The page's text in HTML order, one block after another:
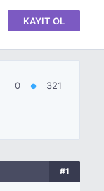
KAYIT OL
0 ● 321
#1